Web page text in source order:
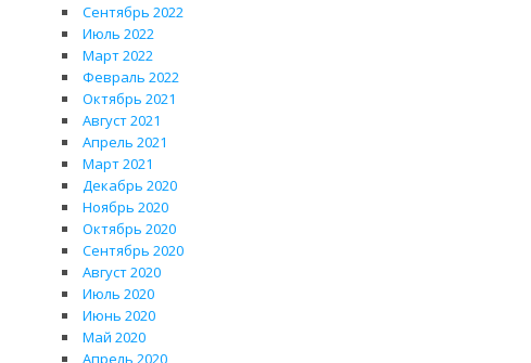
Сентябрь 2022
Июль 2022
Март 2022
Февраль 2022
Октябрь 2021
Август 2021
Апрель 2021
Март 2021
Декабрь 2020
Ноябрь 2020
Октябрь 2020
Сентябрь 2020
Август 2020
Июль 2020
Июнь 2020
Май 2020
Апрель 2020